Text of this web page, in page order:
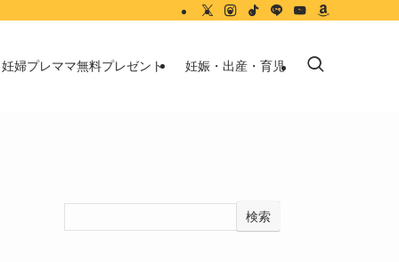
妊婦プレママ無料プレゼント 妊娠・出産・育児
検索